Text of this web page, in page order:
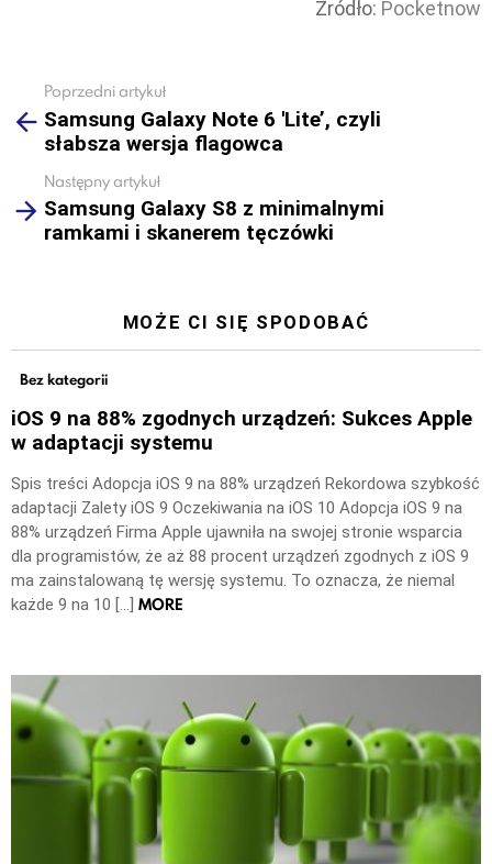
Źródło: Pocketnow
more
Poprzedni artykuł
Samsung Galaxy Note 6 'Lite’, czyli
słabsza wersja flagowca
Następny artykuł
Samsung Galaxy S8 z minimalnymi
ramkami i skanerem tęczówki
MOŻE CI SIĘ SPODOBAĆ
Bez kategorii
iOS 9 na 88% zgodnych urządzeń: Sukces Apple
w adaptacji systemu
Spis treści Adopcja iOS 9 na 88% urządzeń Rekordowa szybkość
adaptacji Zalety iOS 9 Oczekiwania na iOS 10 Adopcja iOS 9 na
88% urządzeń Firma Apple ujawniła na swojej stronie wsparcia
dla programistów, że aż 88 procent urządzeń zgodnych z iOS 9
ma zainstalowaną tę wersję systemu. To oznacza, że niemal
każde 9 na 10 […] MORE